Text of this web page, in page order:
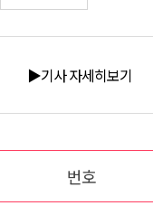
▶기사 자세히보기
번호